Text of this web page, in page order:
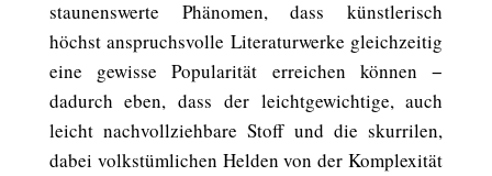
staunenswerte Phänomen, dass künstlerisch
höchst anspruchsvolle Literaturwerke gleichzeitig
eine gewisse Popularität erreichen können −
dadurch eben, dass der leichtgewichtige, auch
leicht nachvollziehbare Stoff und die skurrilen,
dabei volkstümlichen Helden von der Komplexität